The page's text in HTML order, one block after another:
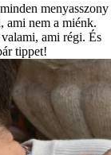
menyasszony
ami nem a miénk.
ami régi. És
tippet!